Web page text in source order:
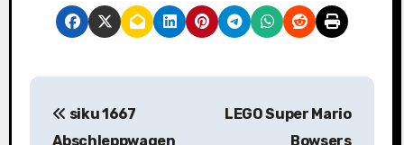
B
siku 1667
Abschleppwagen
LEGO Super Mario
Bowsers